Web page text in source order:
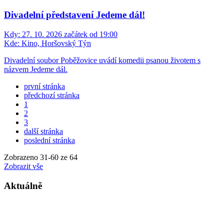
Divadelní představení Jedeme dál!
Kdy: 27. 10. 2026 začátek od 19:00
Kde: Kino, Horšovský Týn
Divadelní soubor Poběžovice uvádí komedii psanou životem s
názvem Jedeme dál.
první stránka
předchozí stránka
1
2
3
další stránka
poslední stránka
Zobrazeno 31-60 ze 64
Zobrazit vše
Aktuálně